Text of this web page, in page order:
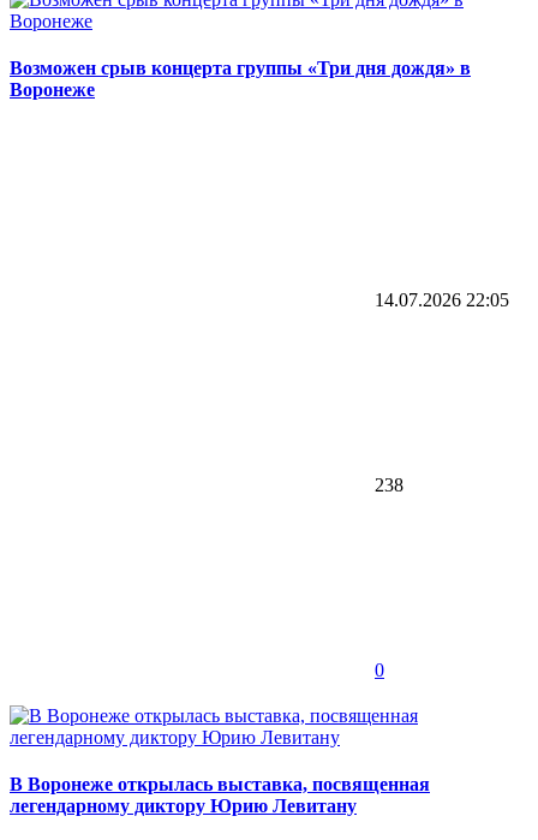
Возможен срыв концерта группы «Три дня дождя» в
Воронеже
14.07.2026 22:05
238
0
В Воронеже открылась выставка, посвященная
легендарному диктору Юрию Левитану